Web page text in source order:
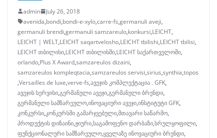
admin
July 26, 2018
avenida,bondi,bondi-e-xylo,carre-fs,germanuli aveji,
germanuli brendi,germanuli samzareulo,konkursi,LEICHT,
LEICHT | WELT,LEICHT saqartvelosho,LEICHT tbilishi,LEICHT tbilisi,
LEICHT თბილისი,LEICHT თბილისში,LEICHT საქართველოში,
orlando,Plus X Award,samzareulos dizaini,
samzareulos kompleqtacia,samzareulos servisi,sirius,synthia,topos
,Versailles de luxe,verve-fs,ავეჯის კომპლექტაცია . GFK,
ავეჯის სერვისი,გერმანული ავეჯი,გერმანული ბრენდი,
გერმანული სამზარეულო,ინოვაციური ავეჯი,ინსტიტუტი GFK,
კონკურსი,კონკურსში გამარჯვებული,მთავარი საწარმო,
პროდუქტის დიზაინი,ჟიური,საგამოფენო დარბაზი,სრულყოფილი,
ფუნქციონალური სამზარეულო,ყველაზე ინოვაციური ბრენდი,